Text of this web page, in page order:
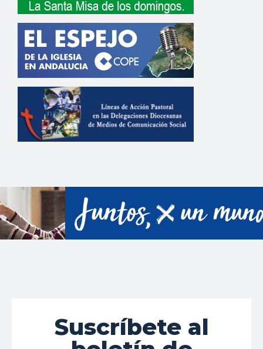
Suscríbete al